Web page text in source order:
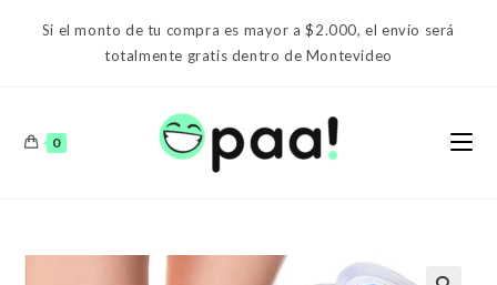
Si el monto de tu compra es mayor a $2.000, el envío será
totalmente gratis dentro de Montevideo
0